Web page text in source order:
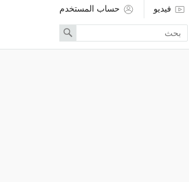
فيديو حساب المستخدم
search
term
Search